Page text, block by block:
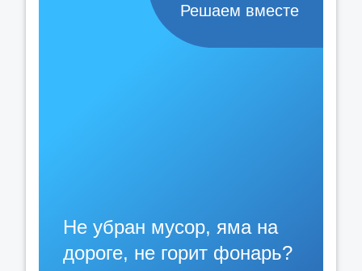
Решаем вместе
Не убран мусор, яма на
дороге, не горит фонарь?